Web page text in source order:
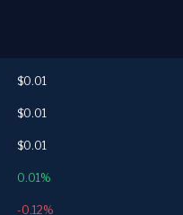
$0.01
$0.01
$0.01
0.01%
-0.12%